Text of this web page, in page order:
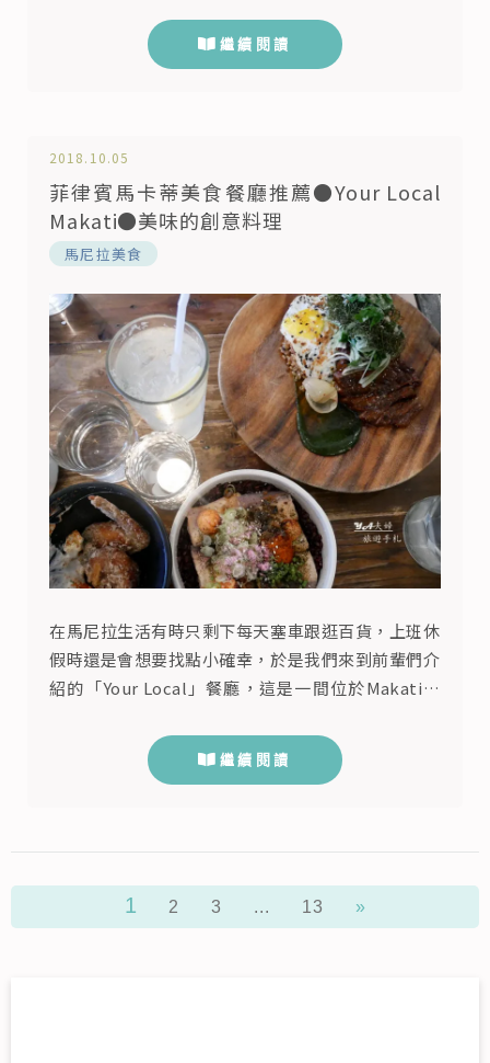
「Inflatable Island」蘇比克水上樂園，佔地3400
方米，相當於8個籃球場大小，在水上樂園內，可以
繼續閱讀
2018.10.05
菲律賓馬卡蒂美食餐廳推薦●Your Local
Makati●美味的創意料理
馬尼拉美食
在馬尼拉生活有時只剩下每天塞車跟逛百貨，上班休
假時還是會想要找點小確幸，於是我們來到前輩們介
紹的「Your Local」餐廳，這是一間位於Makati馬
種美味的創意料理，甚至被Conde Nast Traveler旅
遊雜誌選為2016年世界最佳餐廳之一，是許多人公
繼續閱讀
1 2 3 ... 13 »